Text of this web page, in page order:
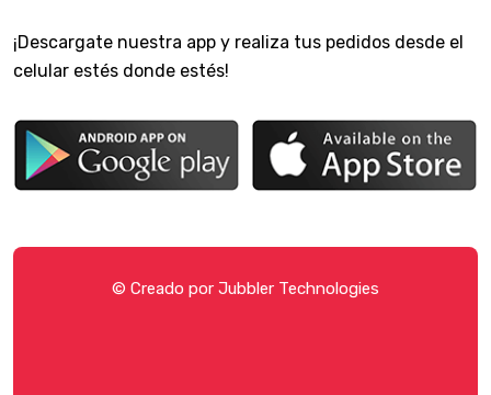
¡Descargate nuestra app y realiza tus pedidos desde el
celular estés donde estés!
© Creado por Jubbler Technologies